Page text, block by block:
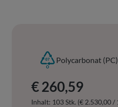
Polycarbonat (PC)
Regulärer Preis:
€ 260,59
Inhalt: 103 Stk. (€ 2.530,00 /